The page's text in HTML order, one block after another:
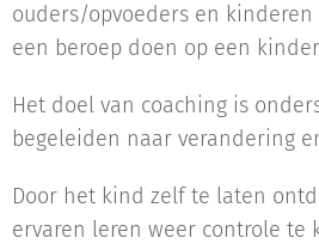
ouders/opvoeders en
een beroep doen op een
Het doel van coaching is
begeleiden naar verandering
Door het kind zelf te laten
ervaren leren weer controle te